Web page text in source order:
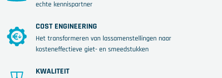
echte kennispartner
COST ENGINEERING
Het transformeren van lassamenstellingen naar
kosteneffectieve giet- en smeedstukken
KWALITEIT